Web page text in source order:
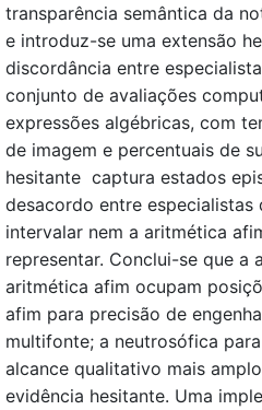
transparência semântica da
e introduz-se uma extensão
discordância entre
conjunto de avaliações
expressões algébricas, com
de imagem e percentuais de
hesitante captura estados
desacordo entre especialistas
intervalar nem a aritmética
representar. Conclui-se que a
aritmética afim ocupam
afim para precisão de
multifonte; a neutrosófica
alcance qualitativo mais
evidência hesitante. Uma